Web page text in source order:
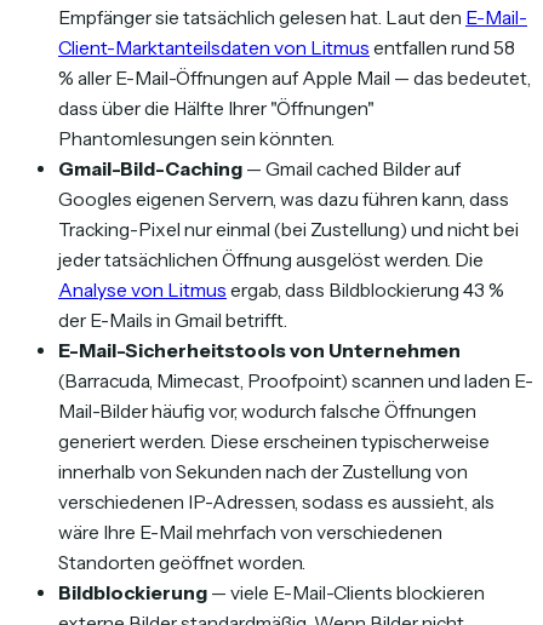
Empfänger sie tatsächlich gelesen hat. Laut den E-Mail-
Client-Marktanteilsdaten von Litmus entfallen rund 58
% aller E-Mail-Öffnungen auf Apple Mail — das bedeutet,
dass über die Hälfte Ihrer "Öffnungen"
Phantomlesungen sein könnten.
Gmail-Bild-Caching — Gmail cached Bilder auf
Googles eigenen Servern, was dazu führen kann, dass
Tracking-Pixel nur einmal (bei Zustellung) und nicht bei
jeder tatsächlichen Öffnung ausgelöst werden. Die
Analyse von Litmus ergab, dass Bildblockierung 43 %
der E-Mails in Gmail betrifft.
E-Mail-Sicherheitstools von Unternehmen
(Barracuda, Mimecast, Proofpoint) scannen und laden E-
Mail-Bilder häufig vor, wodurch falsche Öffnungen
generiert werden. Diese erscheinen typischerweise
innerhalb von Sekunden nach der Zustellung von
verschiedenen IP-Adressen, sodass es aussieht, als
wäre Ihre E-Mail mehrfach von verschiedenen
Standorten geöffnet worden.
Bildblockierung — viele E-Mail-Clients blockieren